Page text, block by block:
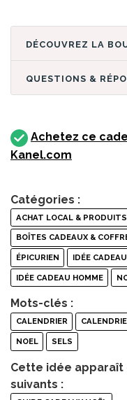
QUESTIONS &
Achetez ce
Kanel.com
Catégories :
ACHAT LOCAL &
BOÎTES CADEAUX &
ÉPICURIEN IDÉE
IDÉE CADEAU HOMME
Mots-clés :
CALENDRIER
NOEL SELS
Cette idée apparaît
suivants :